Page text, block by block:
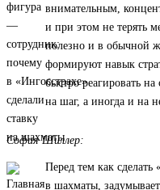
внимательным,
и при этом не терять
полезно и в обычной
формируют навык
быстро реагировать
на шаг, а иногда и на
София Шиллер:
Перед тем как
в шахматы,